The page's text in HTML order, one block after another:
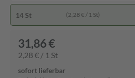
14 St (2,28 € / 1 St)
31,86 €
2,28 € / 1 St
sofort lieferbar